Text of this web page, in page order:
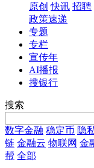
原创 快讯 招聘
政策速递
专题
专栏
宣传年
AI播报
搜银行
搜索
数字金融 稳定币 隐
链 金融云 物联网 金
帮 全部